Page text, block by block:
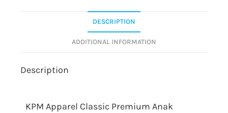
DESCRIPTION
ADDITIONAL INFORMATION
Description
KPM Apparel Classic Premium Anak